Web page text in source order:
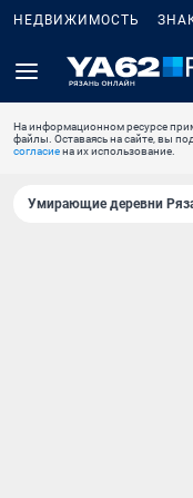
НЕДВИЖИМОСТЬ
На информационном ресурсе
файлы. Оставаясь на сайте, вы
согласиена их использование.
Умирающие деревни